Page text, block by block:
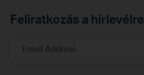
Feliratkozás a hírlevélre
Email Address